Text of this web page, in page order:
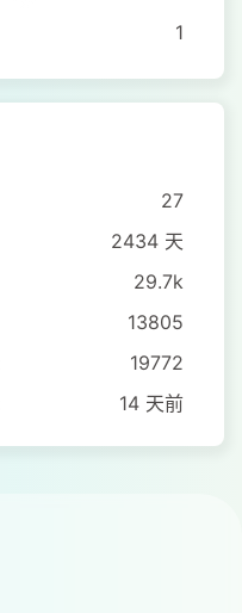
1
27
2434 天
29.7k
13805
19772
14 天前